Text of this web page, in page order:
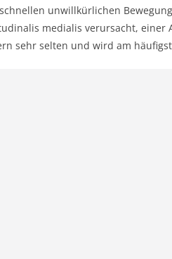
unwillkürlichen
medialis verursacht, einer
sehr selten und wird am